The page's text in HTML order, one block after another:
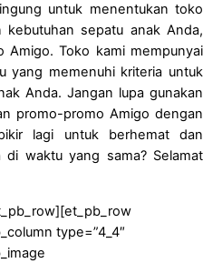
untuk menentukan toko
sepatu anak Anda,
Amigo. Toko kami mempunyai
yang memenuhi kriteria untuk
Anda. Jangan lupa gunakan
promo-promo Amigo dengan
lagi untuk berhemat dan
waktu yang sama? Selamat
type=”4_4″